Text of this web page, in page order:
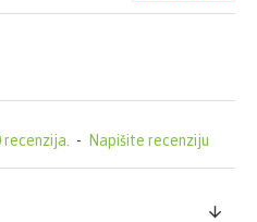
recenzija. - Napišite recenziju